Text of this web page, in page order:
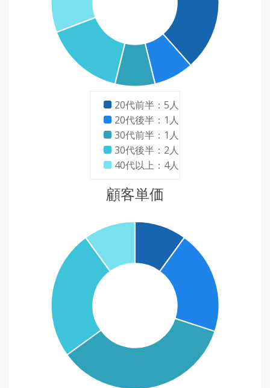
20代前半：5人
20代後半：1人
30代前半：1人
30代後半：2人
40代以上：4人
顧客単価